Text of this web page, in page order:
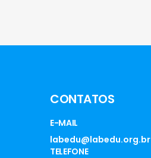
CONTATOS
E-MAIL
labedu@labedu.org.br
TELEFONE